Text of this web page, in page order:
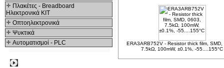
Πλακέτες - Breadboard
Ηλεκτρονικά ΚΙΤ
Οπτοηλεκτρονικά
Ψυκτικά
Αυτοματισμοί - PLC
ERA3ARB752V - Resistor thick film,
7.5kΩ, 100mW, ±0.1%, -55....155°C